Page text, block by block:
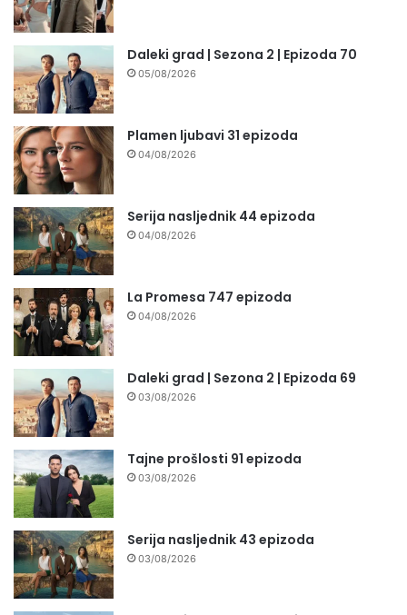
Daleki grad | Sezona 2 | Epizoda 70
05/08/2026
Plamen ljubavi 31 epizoda
04/08/2026
Serija nasljednik 44 epizoda
04/08/2026
La Promesa 747 epizoda
04/08/2026
Daleki grad | Sezona 2 | Epizoda 69
03/08/2026
Tajne prošlosti 91 epizoda
03/08/2026
Serija nasljednik 43 epizoda
03/08/2026